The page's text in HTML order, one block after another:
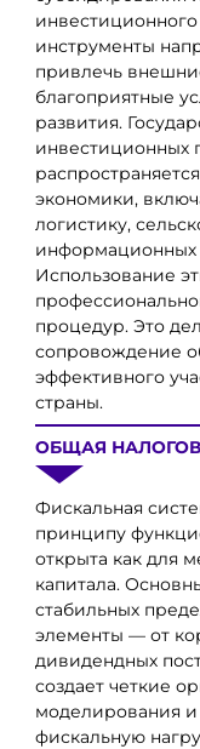
инструменты
привлечь
благоприятные
развития.
инвестиционных
экономики,
логистику,
информационных
Использование
процедур. Это
сопровождение
эффективного
страны.
ОБЩАЯ
Фискальная
принципу
открыта как для
капитала.
стабильных
элементы — от
дивидендных
создает четкие
моделирования и
фискальную